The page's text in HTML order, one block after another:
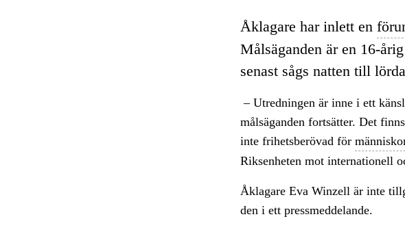
Åklagare har inlett en
Målsäganden är en 16-
senast sågs natten till
– Utredningen är inne i ett
målsäganden fortsätter. Det
inte frihetsberövad för
Riksenheten mot internationell
Åklagare Eva Winzell är inte
den i ett pressmeddelande.